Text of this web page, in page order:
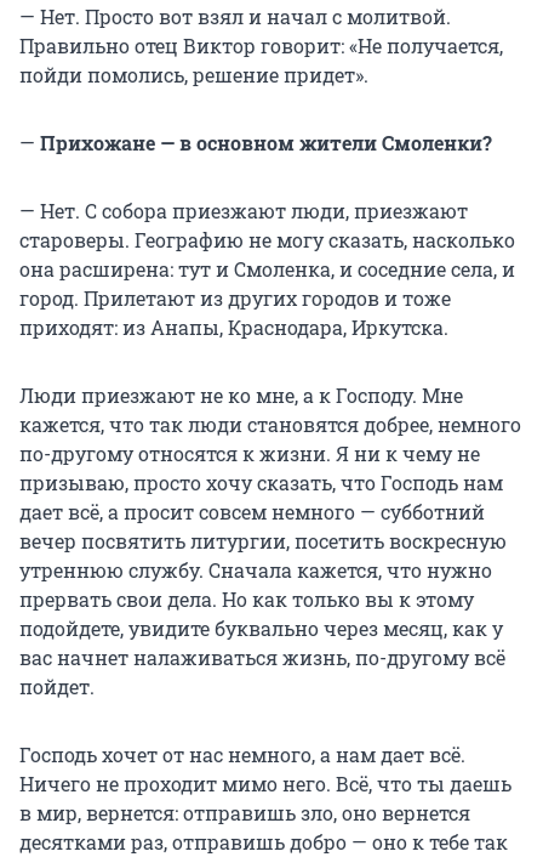
— Нет. Просто вот взял и начал с молитвой.
Правильно отец Виктор говорит: «Не получается,
пойди помолись, решение придет».
— Прихожане — в основном жители Смоленки?
— Нет. С собора приезжают люди, приезжают
староверы. Географию не могу сказать, насколько
она расширена: тут и Смоленка, и соседние села, и
город. Прилетают из других городов и тоже
приходят: из Анапы, Краснодара, Иркутска.
Люди приезжают не ко мне, а к Господу. Мне
кажется, что так люди становятся добрее, немного
по-другому относятся к жизни. Я ни к чему не
призываю, просто хочу сказать, что Господь нам
дает всё, а просит совсем немного — субботний
вечер посвятить литургии, посетить воскресную
утреннюю службу. Сначала кажется, что нужно
прервать свои дела. Но как только вы к этому
подойдете, увидите буквально через месяц, как у
вас начнет налаживаться жизнь, по-другому всё
пойдет.
Господь хочет от нас немного, а нам дает всё.
Ничего не проходит мимо него. Всё, что ты даешь
в мир, вернется: отправишь зло, оно вернется
десятками раз, отправишь добро — оно к тебе так